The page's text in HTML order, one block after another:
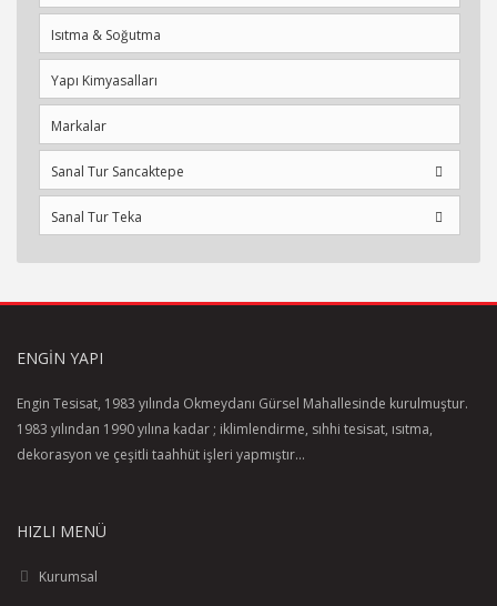
Isıtma & Soğutma
Yapı Kimyasalları
Markalar
Sanal Tur Sancaktepe
Sanal Tur Teka
ENGIN YAPI
Engin Tesisat, 1983 yılında Okmeydanı Gürsel Mahallesinde kurulmuştur.
1983 yılından 1990 yılına kadar ; iklimlendirme, sıhhi tesisat, ısıtma,
dekorasyon ve çeşitli taahhüt işleri yapmıştır...
HIZLI MENÜ
Kurumsal